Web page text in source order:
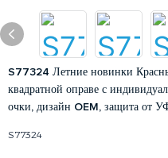
S77324 Летние новинки
квадратной оправе с
очки, дизайн OEM, защита от
S77324